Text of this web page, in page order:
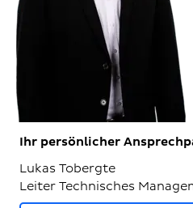
Ihr persönlicher
Lukas Tobergte
Leiter Technisches